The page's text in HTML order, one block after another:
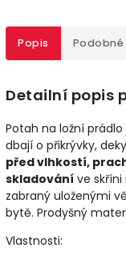
Popis Podobné
Detailní popis
Potah na ložní
dbají o přikrývky,
před vlhkostí,
skladování ve
zabraný uloženými
bytě. Prodyšný
Vlastnosti: